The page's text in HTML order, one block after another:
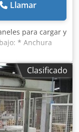
Llamar
para cargar y
* Anchura
del panel:
* Sentido de giro:
se utiliza a
mueble para
su
Si tiene
no dude en
Ac Dja
Clasificado